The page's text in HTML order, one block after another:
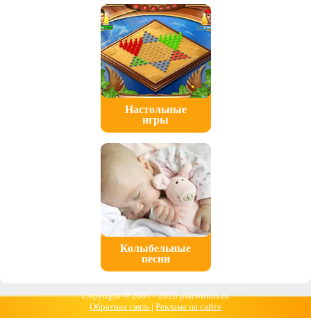
Настольные
игры
Колыбельные
песни
Copyright © 2007 -2026 platwithus.ru
Обратная связь | Реклама на сайте